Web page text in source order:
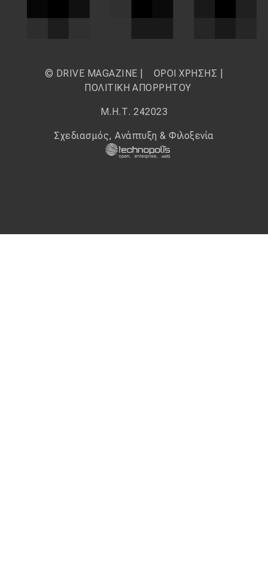
© DRIVE MAGAZINE | ΟΡΟΙ ΧΡΗΣΗΣ
ΠΟΛΙΤΙΚΗ ΑΠΟΡΡΗΤΟΥ
Μ.Η.Τ. 242023
Σχεδιασμός, Ανάπτυξη & Φιλοξενία